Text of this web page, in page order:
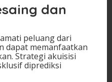
dan
peluang dari
dapat memanfaatkan
Strategi akuisisi
diprediksi